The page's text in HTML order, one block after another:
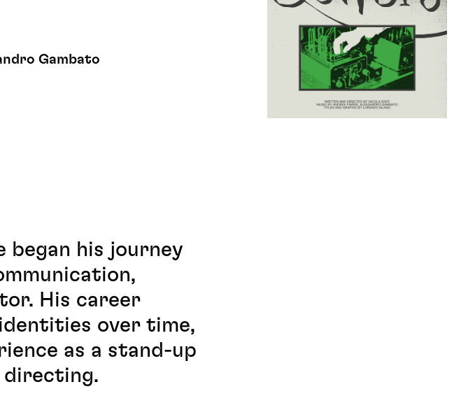
Gambato
began his journey
His career
over time,
as a stand-up
directing.